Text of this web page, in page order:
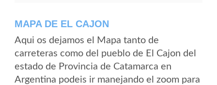
MAPA DE EL CAJON
Aqui os dejamos el Mapa tanto de
carreteras como del pueblo de El Cajon del
estado de Provincia de Catamarca en
Argentina podeis ir manejando el zoom para